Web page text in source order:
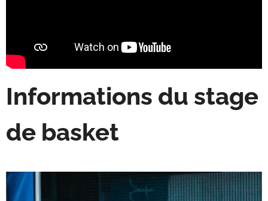
Informations du stage
de basket